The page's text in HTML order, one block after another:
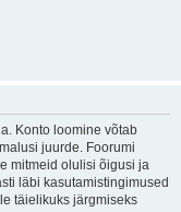
Konto loomine võtab
juurde. Foorumi
mitmeid olulisi õigusi ja
läbi kasutamistingimused
täielikuks järgmiseks